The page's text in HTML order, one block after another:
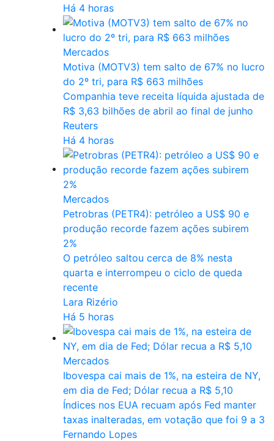
Há 4 horas
Mercados
Motiva (MOTV3) tem salto de 67% no lucro
do 2º tri, para R$ 663 milhões
Companhia ⁠teve receita ​líquida ajustada de
R$ 3,63 bilhões de abril ​ao final de junho
Reuters
Há 4 horas
Mercados
Petrobras (PETR4): petróleo a US$ 90 e
produção recorde fazem ações subirem
2%
O petróleo saltou cerca de 8% nesta
quarta e interrompeu o ciclo de queda
recente
Lara Rizério
Há 5 horas
Mercados
Ibovespa cai mais de 1%, na esteira de NY,
em dia de Fed; Dólar recua a R$ 5,10
Índices nos EUA recuam após Fed manter
taxas inalteradas, em votação que foi 9 a 3
Fernando Lopes